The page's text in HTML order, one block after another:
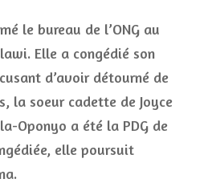
le bureau de l’ONG au
Elle a congédié son
d’avoir détourné de
la soeur cadette de Joyce
Oponyo a été la PDG de
elle poursuit